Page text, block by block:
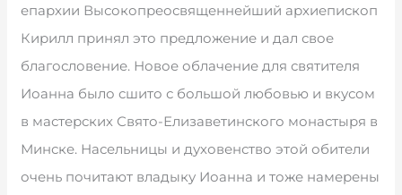
епархии Высокопреосвященнейший архиепископ
Кирилл принял это предложение и дал свое
благословение. Новое облачение для святителя
Иоанна было сшито с большой любовью и вкусом
в мастерских Свято-Елизаветинского монастыря в
Минске. Насельницы и духовенство этой обители
очень почитают владыку Иоанна и тоже намерены